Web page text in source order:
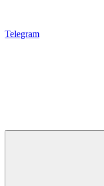
Telegram